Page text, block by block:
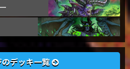
のデッキ一覧